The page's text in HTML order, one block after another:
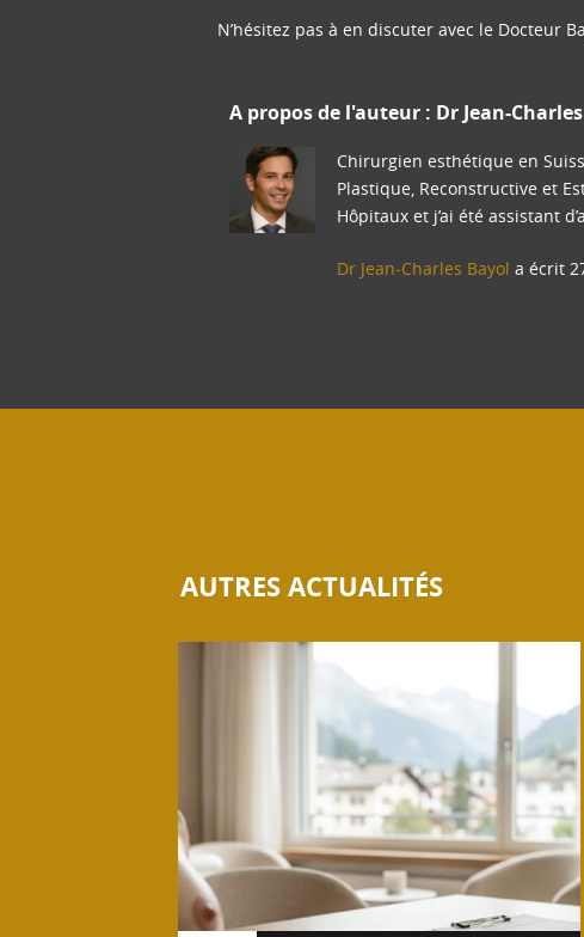
N’hésitez pas à en discuter avec le Docteur
A propos de l'auteur : Dr Jean-
Chirurgien esthétique en
Plastique, Reconstructive et
Hôpitaux et j’ai été assistant
Dr Jean-Charles Bayol a écrit
AUTRES ACTUALITÉS